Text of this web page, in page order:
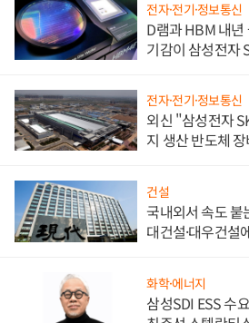
전자·전기·정보통신
D램과 HBM 내년
기감이 삼성전자
전자·전기·정보통신
외신 "삼성전자
지 생산 반도체
건설
국내외서 속도 붙
대건설·대우건설
화학·에너지
삼성SDI ESS 수